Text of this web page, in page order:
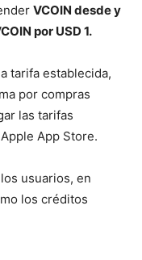
VCOIN desde y
por USD 1.
tarifa establecida,
por compras
las tarifas
App Store.
usuarios, en
los créditos